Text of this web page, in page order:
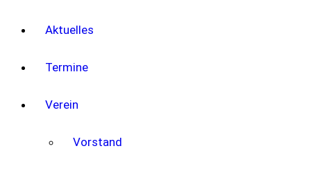
Aktuelles
Termine
Verein
Vorstand